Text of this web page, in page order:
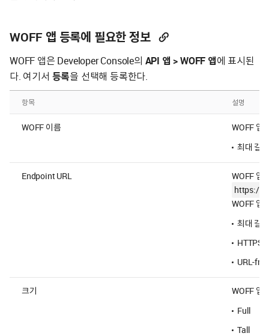
WOFF 앱 등록에 필요한 정보
WOFF 앱은 Developer Console의 API 앱 > WOFF 앱에 표시된
다. 여기서 등록을 선택해 등록한다.
항목 설명
WOFF 이름
WOFF 앱
최대 길
Endpoint URL
WOFF 앱
https://
WOFF 앱
최대 길
HTTPS
URL-
크기
WOFF 앱
Full
Tall